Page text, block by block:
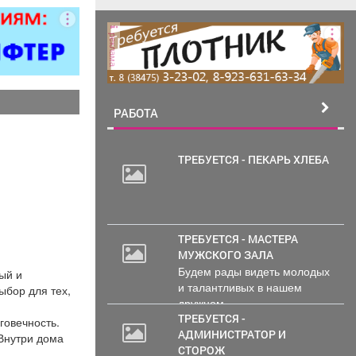
все
работ;
работы
скидка
и
для тех,
дома
реклама
РАБОТА
ТРЕБУЕТСЯ - ПЕКАРЬ ХЛЕБА
ТРЕБУЕТСЯ - МАСТЕРА
МУЖСКОГО ЗАЛА
Будем рады видеть молодых
и талантливых в нашем
дружном...
ТРЕБУЕТСЯ -
АДМИНИСТРАТОР И
СТОРОЖ